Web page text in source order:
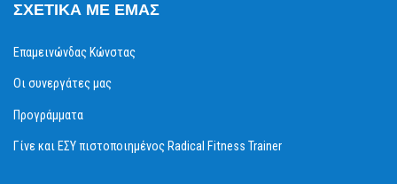
ΣΧΕΤΙΚΆ ΜΕ ΕΜΆΣ
Επαμεινώνδας Κώνστας
Οι συνεργάτες μας
Προγράμματα
Γίνε και ΕΣΥ πιστοποιημένος Radical Fitness Trainer